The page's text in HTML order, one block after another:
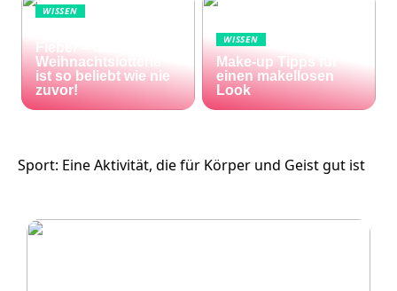
WISSEN
Fieber – die El Gordo
Weihnachtslotterie
ist so beliebt wie nie
zuvor!
WISSEN
Make-up Tipps für
einen makellosen
Look
Sport: Eine Aktivität, die für Körper und Geist gut ist